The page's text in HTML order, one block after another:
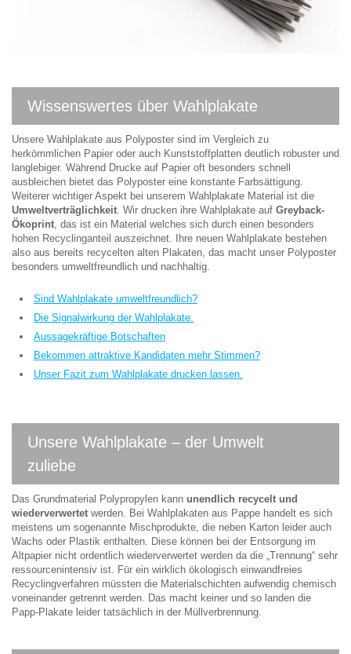
Wissenswertes über Wahlplakate
Unsere Wahlplakate aus Polyposter sind im Vergleich zu
herkömmlichen Papier oder auch Kunststoffplatten deutlich robuster und
langlebiger. Während Drucke auf Papier oft besonders schnell
ausbleichen bietet das Polyposter eine konstante Farbsättigung.
Weiterer wichtiger Aspekt bei unserem Wahlplakate Material ist die
Umweltverträglichkeit . Wir drucken ihre Wahlplakate auf Greyback-
Ökoprint , das ist ein Material welches sich durch einen besonders
hohen Recyclinganteil auszeichnet. Ihre neuen Wahlplakate bestehen
also aus bereits recycelten alten Plakaten, das macht unser Polyposter
besonders umweltfreundlich und nachhaltig.
Sind Wahlplakate umweltfreundlich?
Die Signalwirkung der Wahlplakate.
Aussagekräftige Botschaften
Bekommen attraktive Kandidaten mehr Stimmen?
Unser Fazit zum Wahlplakate drucken lassen.
Unsere Wahlplakate – der Umwelt
zuliebe
Das Grundmaterial Polypropylen kann unendlich recycelt und
wiederverwertet werden. Bei Wahlplakaten aus Pappe handelt es sich
meistens um sogenannte Mischprodukte, die neben Karton leider auch
Wachs oder Plastik enthalten. Diese können bei der Entsorgung im
Altpapier nicht ordentlich wiederverwertet werden da die „Trennung“ sehr
ressourcenintensiv ist. Für ein wirklich ökologisch einwandfreies
Recyclingverfahren müssten die Materialschichten aufwendig chemisch
voneinander getrennt werden. Das macht keiner und so landen die
Papp-Plakate leider tatsächlich in der Müllverbrennung.